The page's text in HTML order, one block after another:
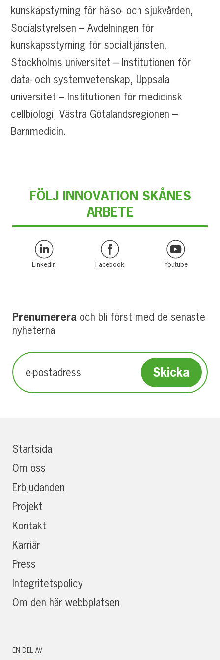
kunskapstyrning för hälso- och sjukvården,
Socialstyrelsen – Avdelningen för
kunskapsstyrning för socialtjänsten,
Stockholms universitet – Institutionen för
data- och systemvetenskap, Uppsala
universitet – Institutionen för medicinsk
cellbiologi, Västra Götalandsregionen –
Barnmedicin.
FÖLJ INNOVATION SKÅNES
ARBETE
LinkedIn Facebook Youtube
Prenumerera och bli först med de senaste
nyheterna
Startsida
Om oss
Erbjudanden
Projekt
Kontakt
Karriär
Press
Integritetspolicy
Om den här webbplatsen
EN DEL AV